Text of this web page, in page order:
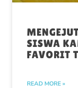
SISWA
FAVORIT
READ MORE »